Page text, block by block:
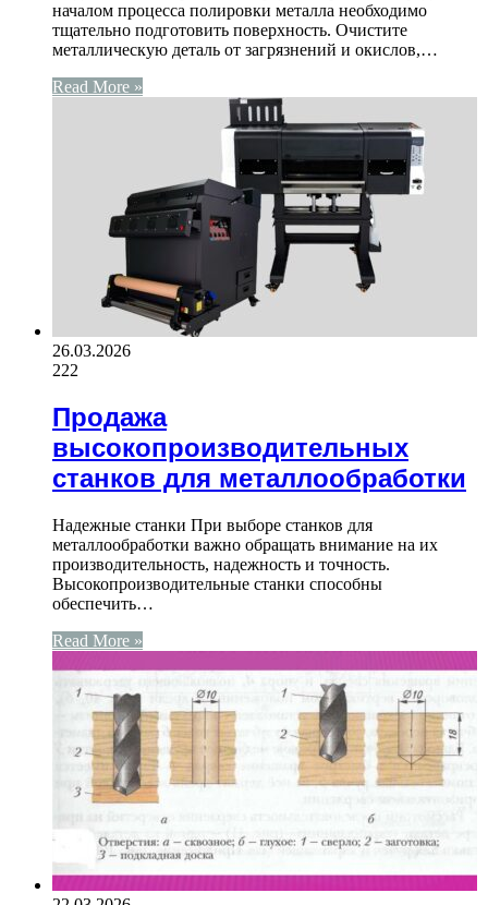
началом процесса полировки металла необходимо
тщательно подготовить поверхность. Очистите
металлическую деталь от загрязнений и окислов,…
Read More »
26.03.2026
222
Продажа
высокопроизводительных
станков для металлообработки
Надежные станки При выборе станков для
металлообработки важно обращать внимание на их
производительность, надежность и точность.
Высокопроизводительные станки способны
обеспечить…
Read More »